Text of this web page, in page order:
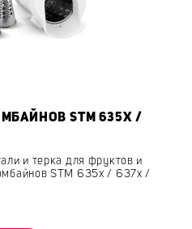
STM 635X /
и терка для фруктов и
STM 635x / 637x /